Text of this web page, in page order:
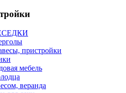
пристройки
мебель
веранда